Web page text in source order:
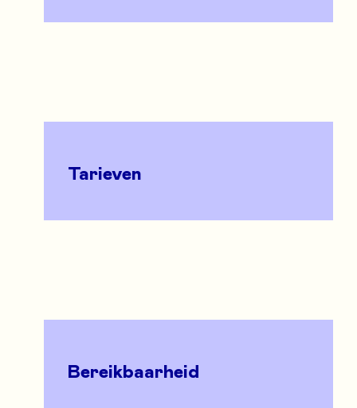
Tarieven
Bereikbaarheid